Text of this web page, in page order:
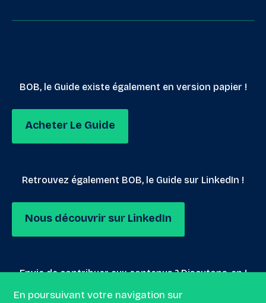
BOB, le Guide existe également en version papier !
Acheter Le Guide
Retrouvez également BOB, le Guide sur LinkedIn !
Nous découvrir sur LinkedIn
Envie de contribuer aux contenus ? Discutons-en !
En poursuivant votre navigation sur